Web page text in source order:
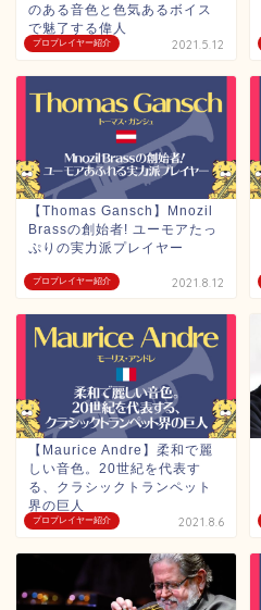
プロプレイヤー紹介
のある音色と色気あるボイス
で魅了する偉人
2021.5.12
プロプレイヤー紹介
【Thomas Gansch】Mnozil
Brassの創始者! ユーモアたっ
ぷりの実力派プレイヤー
2021.8.12
プロプレイヤー紹介
【Maurice Andre】柔和で麗
しい音色。20世紀を代表す
る、クラシックトランペット
界の巨人
2021.8.6